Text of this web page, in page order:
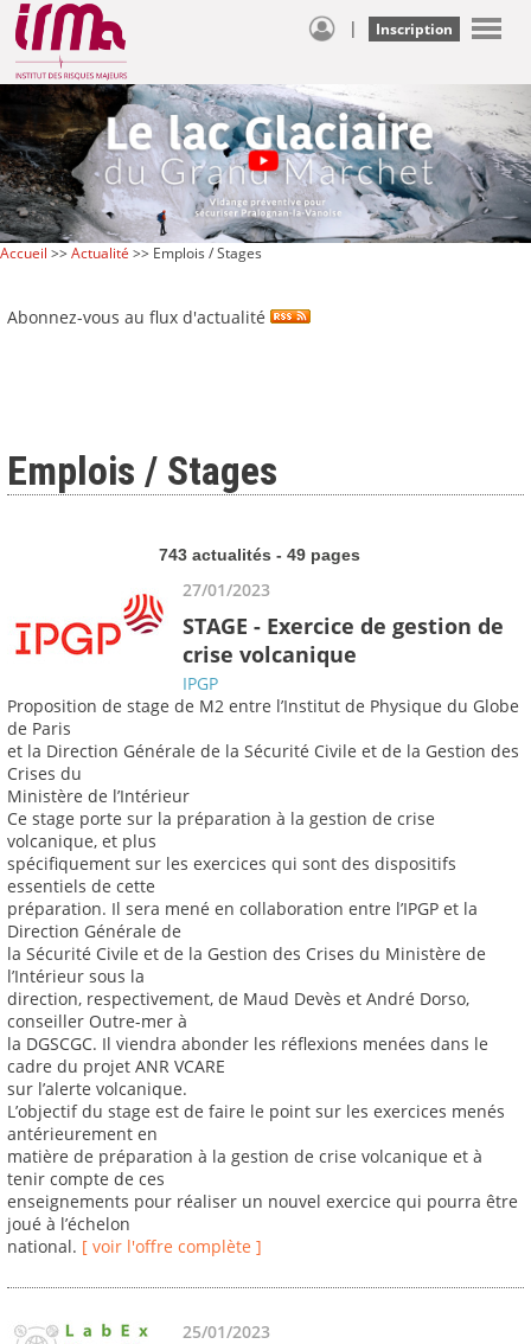
| Inscription
Accueil >>Actualité >> Emplois / Stages
Abonnez-vous au flux d'actualité
Emplois / Stages
743 actualités - 49 pages
27/01/2023
STAGE - Exercice de gestion de
crise volcanique
IPGP
Proposition de stage de M2 entre l’Institut de Physique du Globe
de Paris
et la Direction Générale de la Sécurité Civile et de la Gestion des
Crises du
Ministère de l’Intérieur
Ce stage porte sur la préparation à la gestion de crise
volcanique, et plus
spécifiquement sur les exercices qui sont des dispositifs
essentiels de cette
préparation. Il sera mené en collaboration entre l’IPGP et la
Direction Générale de
la Sécurité Civile et de la Gestion des Crises du Ministère de
l’Intérieur sous la
direction, respectivement, de Maud Devès et André Dorso,
conseiller Outre-mer à
la DGSCGC. Il viendra abonder les réflexions menées dans le
cadre du projet ANR VCARE
sur l’alerte volcanique.
L’objectif du stage est de faire le point sur les exercices menés
antérieurement en
matière de préparation à la gestion de crise volcanique et à
tenir compte de ces
enseignements pour réaliser un nouvel exercice qui pourra être
joué à l’échelon
national. [ voir l'offre complète ]
25/01/2023